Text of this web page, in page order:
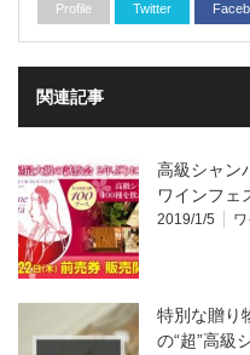
Profile Twitter
関連記事
高級シャン
ワインフ
2019/1/5
特別な贈り
の“超”高級